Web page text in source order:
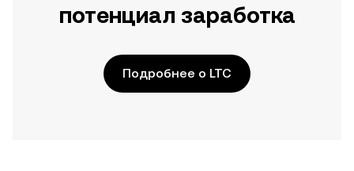
потенциал заработка
Подробнее о LTC